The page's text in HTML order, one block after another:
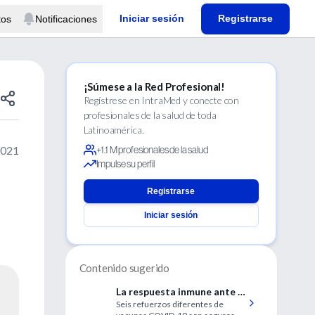
Notificaciones Iniciar sesión Registrarse
¡Súmese a la Red Profesional!
Regístrese en IntraMed y conecte con
profesionales de la salud de toda
Latinoamérica.
+1.1 M profesionales de la salud
Impulse su perfil
Registrarse
Iniciar sesión
Contenido sugerido
La respuesta inmune ante la
tercera dosis de vacunas
Seis refuerzos diferentes de